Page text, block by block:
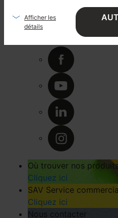
Afficher les
détails
Gestion des
Plan du site
Où trouver nos
Cliquez ici
SAV Service
Cliquez ici
Nous contacter